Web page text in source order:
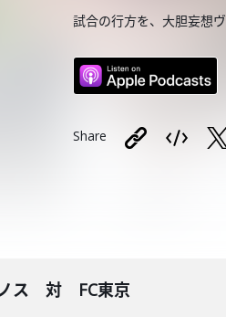
試合の行方を、大胆妄想
Share
ス 対 FC東京